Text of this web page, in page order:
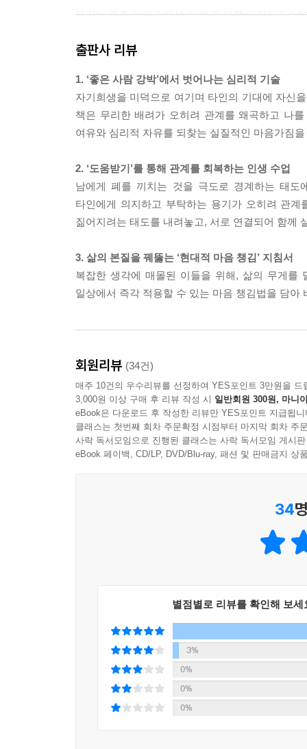
우리는 종종 머릿속에서 ‘이렇게 되면 어쩌지?’, ‘
도움을 청하는 것도, 손을 내미는 것도 자연스러
는 일에 혼신을 다하라는 의미입니다. 더 이상 아
---pp.69~70
중요한 것은, ‘좋은 사람’이 아니라 ‘솔직한 사람’
신이 바탕에 깔려 있기 때문입니다. 여러분이 솔
땐 힘들다고 솔직히 말하면 서로 대등하게 지낼
---pp.89~90
지 않으며, 해야 할 일을 할 수 있게 됩니다. 그것
된다’는 자기중심적인 생각 과는 거리가 멉니다.
요하다면 남에게 의지하거나 도움을 주는 일도 주
사람이기 때문이 아닙니다. 당신이 직면한 문제는
연히 당신이 도움을 받는 쪽에 서 있을 뿐입니다.
이 되풀이됩니다.
---p.177
출판사 리뷰
1. ‘좋은 사람 강박’에서 벗어나는 심리적 기술
자기희생을 미덕으로 여기며 타인의 기대에 자신
책은 무리한 배려가 오히려 관계를 왜곡하고 나
여유와 심리적 자유를 되찾는 실질적인 마음가짐
2. ‘도움받기’를 통해 관계를 회복하는 인생 수업
남에게 폐를 끼치는 것을 극도로 경계하는 태
타인에게 의지하고 부탁하는 용기가 오히려 관
짊어지려는 태도를 내려놓고, 서로 연결되어 함께
3. 삶의 본질을 꿰뚫는 ‘현대적 마음 챙김’ 지침서
복잡한 생각에 매몰된 이들을 위해, 삶의 무게를
일상에서 즉각 적용할 수 있는 마음 챙김법을 담
회원리뷰 (34건)
매주 10건의 우수리뷰를 선정하여 YES포인트 3만원을 드
3,000원 이상 구매 후 리뷰 작성 시 일반회원 300원, 마니
eBook은 다운로드 후 작성한 리뷰만 YES포인트 지급됩니
클래스는 첫번째 회차 주문확정 시점부터 마지막 회차 주
사락 독서모임으로 진행된 클래스는 사락 독서모임 게시
eBook 페이백, CD/LP, DVD/Blu-ray, 패션 및 판매금지 상
34
별점별로 리뷰를 확인해 보세
3%
0%
0%
0%